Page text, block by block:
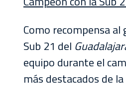
Como recompensa
Sub 21 del
equipo durante el
más destacados de